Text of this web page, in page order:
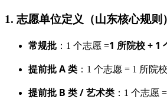
1. 志愿单位定义（山东核心规则）
常规批 ：1 个志愿 =1 所院校 + 1
提前批 A 类 ：1 个志愿 = 1 所院
提前批 B 类 / 艺术类 ：1 个志愿